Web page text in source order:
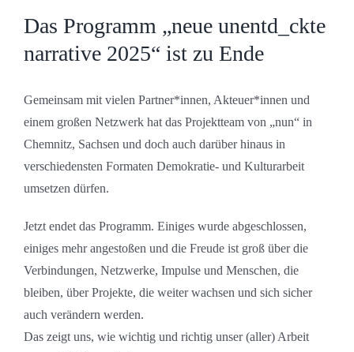
grösseres
Das Programm „neue unentd_ckte
narrative 2025“ ist zu Ende
Gemeinsam mit vielen Partner*innen, Akteuer*innen und
einem großen Netzwerk hat das Projektteam von „nun“ in
Chemnitz, Sachsen und doch auch darüber hinaus in
verschiedensten Formaten Demokratie- und Kulturarbeit
umsetzen dürfen.
Jetzt endet das Programm. Einiges wurde abgeschlossen,
einiges mehr angestoßen und die Freude ist groß über die
Verbindungen, Netzwerke, Impulse und Menschen, die
bleiben, über Projekte, die weiter wachsen und sich sicher
auch verändern werden.
Das zeigt uns, wie wichtig und richtig unser (aller) Arbeit